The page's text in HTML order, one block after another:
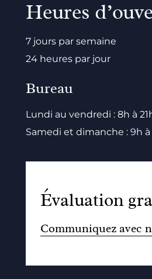
Heures
7 jours par semaine
24 heures par jour
Bureau
Lundi au vendredi : 8h à
Samedi et dimanche : 9h à
Évaluation
Communiquez avec